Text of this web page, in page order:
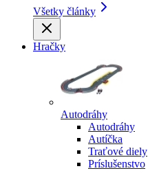
Všetky články
Hračky
Autodráhy
Autodráhy
Autíčka
Traťové diely
Príslušenstvo